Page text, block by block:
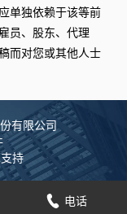
单独依赖于该等前
员、股东、代理
而对您或其他人士
电话
有限公司
持
电话